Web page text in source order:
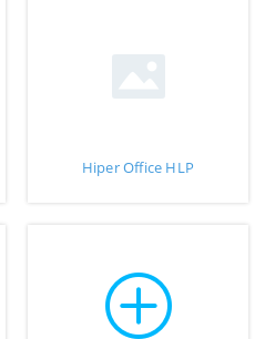
Hiper Office HLP